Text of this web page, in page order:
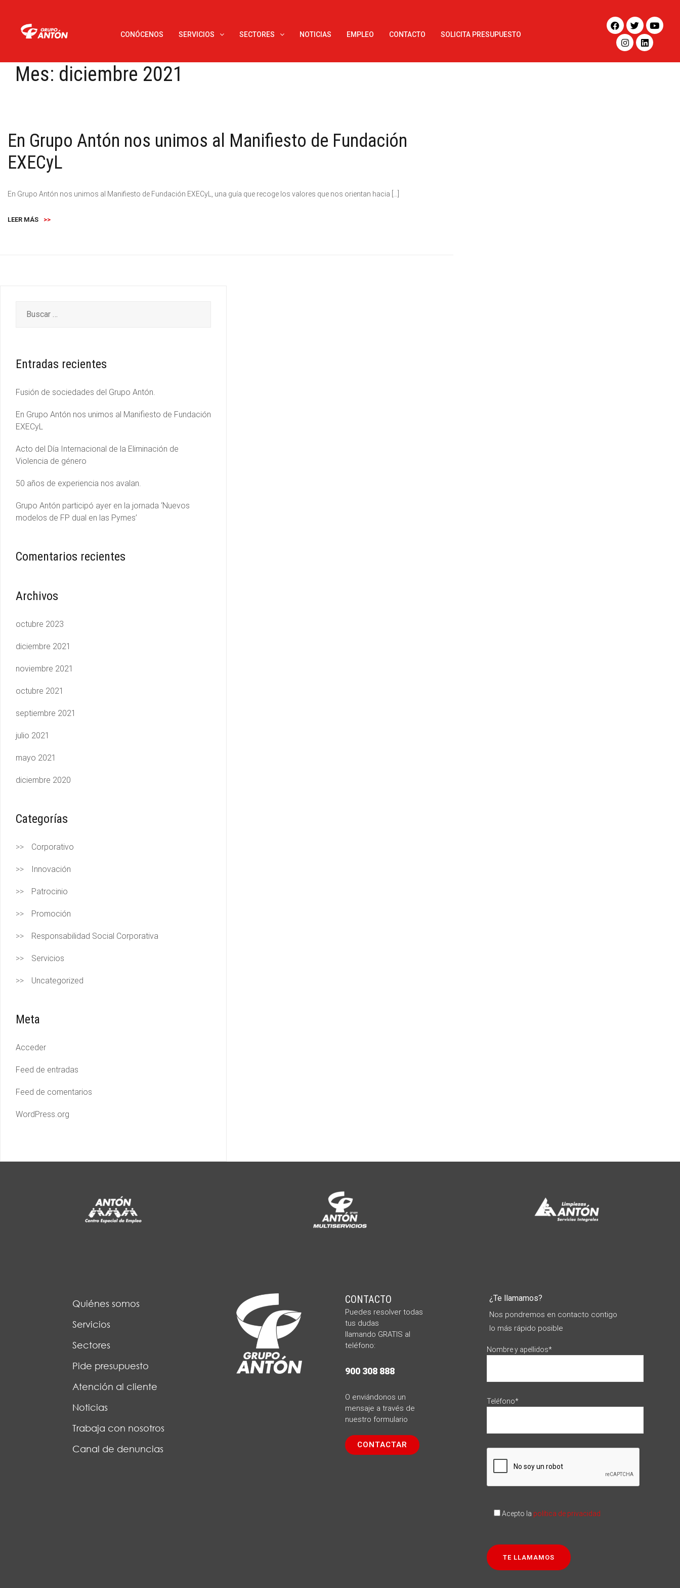
CONÓCENOS SERVICIOS SECTORES NOTICIAS EMPLEO CONTACTO SOLICITA PRESUPUESTO
Mes: diciembre 2021
En Grupo Antón nos unimos al Manifiesto de Fundación
EXECyL
En Grupo Antón nos unimos al Manifiesto de Fundación EXECyL, una guía que recoge los valores que nos orientan hacia […]
LEER MÁS >>
Entradas recientes
Fusión de sociedades del Grupo Antón.
En Grupo Antón nos unimos al Manifiesto de Fundación
EXECyL
Acto del Día Internacional de la Eliminación de
Violencia de género
50 años de experiencia nos avalan.
Grupo Antón participó ayer en la jornada ‘Nuevos
modelos de FP dual en las Pymes’
Comentarios recientes
Archivos
octubre 2023
diciembre 2021
noviembre 2021
octubre 2021
septiembre 2021
julio 2021
mayo 2021
diciembre 2020
Categorías
Corporativo
Innovación
Patrocinio
Promoción
Responsabilidad Social Corporativa
Servicios
Uncategorized
Meta
Acceder
Feed de entradas
Feed de comentarios
WordPress.org
Quiénes somos
Servicios
Sectores
Pide presupuesto
Atención al cliente
Noticias
Trabaja con nosotros
Canal de denuncias
CONTACTO
Puedes resolver todas
tus dudas
llamando GRATIS al
teléfono:
900 308 888
O enviándonos un
mensaje a través de
nuestro formulario
CONTACTAR
¿Te llamamos?
Nos pondremos en contacto contigo
lo más rápido posible
Nombre y apellidos*
Teléfono*
Acepto la política de privacidad